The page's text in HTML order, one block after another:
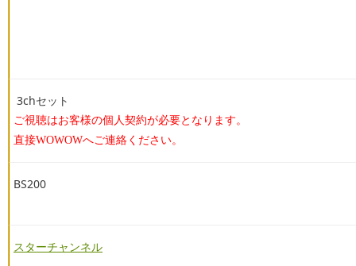
3chセット
ご視聴はお客様の個人契約が必要となります。
直接WOWOWへご連絡ください。
BS200
スターチャンネル